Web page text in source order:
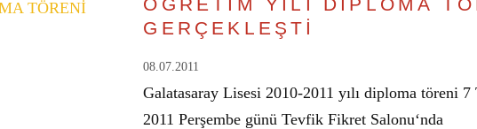
GERÇEKLEŞTİ
08.07.2011
Galatasaray Lisesi 2010-2011 yılı diploma töreni 7
2011 Perşembe günü Tevfik Fikret Salonu‘nda